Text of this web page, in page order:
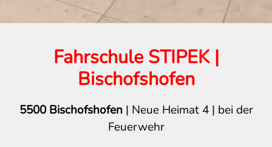
Fahrschule STIPEK |
Bischofshofen
5500 Bischofshofen| Neue Heimat 4 | bei der
Feuerwehr